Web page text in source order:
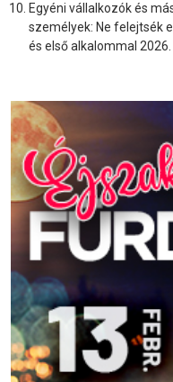
Egyéni vállalkozók és
személyek: Ne felejtsék
és első alkalommal